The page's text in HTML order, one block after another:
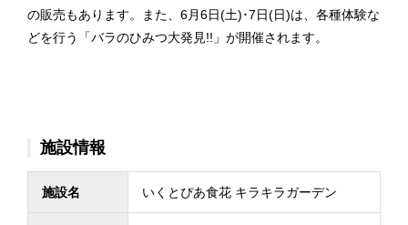
の販売もあります。また、6月6日(土)･7日(日)は、各種体験な
どを行う「バラのひみつ大発見!!」が開催されます。
施設情報
施設名 いくとぴあ食花 キラキラガーデン